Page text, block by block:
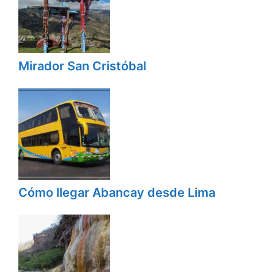
Mirador San Cristóbal
Cómo llegar Abancay desde Lima